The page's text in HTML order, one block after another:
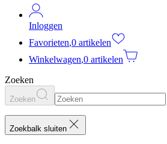
Inloggen
Favorieten,0 artikelen
Winkelwagen,0 artikelen
Zoeken
Zoeken
Zoekbalk sluiten